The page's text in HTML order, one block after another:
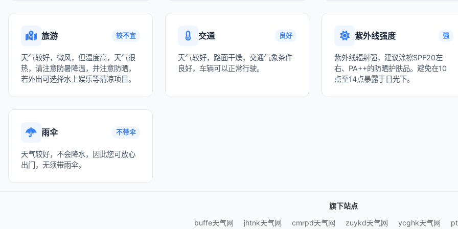
旅游 较不宜
天气较好，微风，但温度高，天气很
热，请注意防暑降温，并注意防晒，
若外出可选择水上娱乐等清凉项目。
交通 良好
天气较好，路面干燥，交通气象条件
良好，车辆可以正常行驶。
紫外线强度 强
紫外线辐射强，建议涂擦SPF20左
右、PA++的防晒护肤品。避免在10
点至14点暴露于日光下。
雨伞 不带伞
天气较好，不会降水，因此您可放心
出门，无须带雨伞。
旗下站点
buffe天气网
jhtnk天气网 cmrpd天气网 zuykd天气网 ycghk天气网